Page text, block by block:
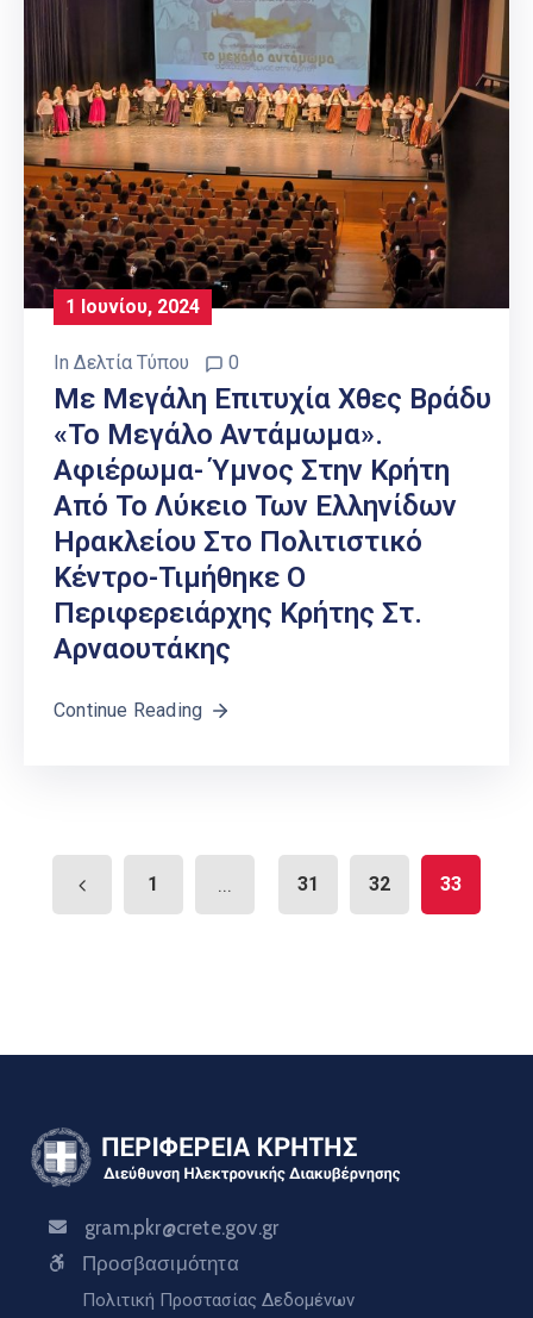
1 Ιουνίου, 2024
In Δελτία Τύπου 0
Με Μεγάλη Επιτυχία Χθες Βράδυ
«Το Μεγάλο Αντάμωμα».
Αφιέρωμα- Ύμνος Στην Κρήτη
Από Το Λύκειο Των Ελληνίδων
Ηρακλείου Στο Πολιτιστικό
Κέντρο-Τιμήθηκε Ο
Περιφερειάρχης Κρήτης Στ.
Αρναουτάκης
Continue Reading
1 ... 31 32 33
gram.pkr@crete.gov.gr
Προσβασιμότητα
Πολιτική Προστασίας Δεδομένων